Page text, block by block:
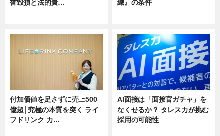
誉毀損と法的責…
織』の条件
付加価値を足さずに売上500
億超│究極の本質を突く ライ
フドリンク カ…
AI面接は「面接官ガチャ」を
なくせるか？ タレスカが挑む
採用の可能性